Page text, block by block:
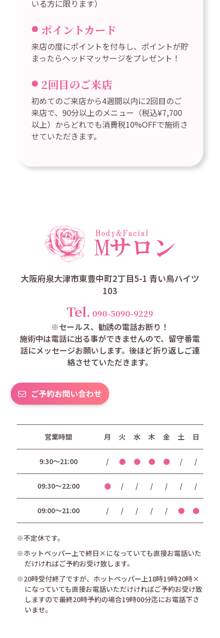
いる方に限ります）
ポイントカード
来店の度にポイントを付与し、ポイントが貯
まったらヘッドマッサージをプレゼント！
2回目のご来店
初めてのご来店から4週間以内に2回目のご
来店で、90分以上のメニュー（税込¥7,700
以上）からどれでも消費税10%OFFで施術さ
せていただきます。
大阪府泉大津市東豊中町2丁目5-1 青い鳥ハイツ
103
Tel. 090-5090-9229
※セールス、勧誘の電話お断り！
施術中は電話に出る事ができませんので、留守番電
話にメッセージお願いします。後ほど折り返しご連
絡させていただきます。
ご予約お問い合わせ
営業時間 月 火 水 木 金 土 日
9:30〜21:00 / ● ● ● ● / /
09:30〜22:00 ● / / / / / /
09:00〜21:00 / / / / / ● ●
※不定休です。
※ホットペッパー上で終日×になっていても直接お電話いた
だけければご予約お受け致します。
※20時受付終了ですが、ホットペッパー上18時19時20時×
になっていても直接お電話いただけければご予約お受け致
しますので最終20時予約の場合19時00分迄にお電話下さ
いませ。